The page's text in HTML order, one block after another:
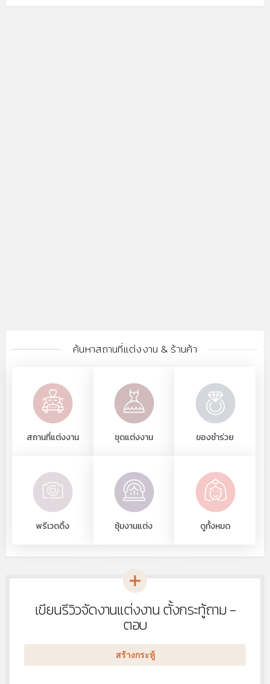
ค้นหาสถานที่แต่งงาน & ร้านค้า
สถานที่แต่งงาน ชุดแต่งงาน ของชำร่วย
พรีเวดดิ้ง ซุ้มงานแต่ง ดูทั้งหมด
หัวข้อ
ใหม่เขียนรีวิวจัดงานแต่งงาน ตั้งกระทู้ถาม -
ตอบ
สร้างกระทู้